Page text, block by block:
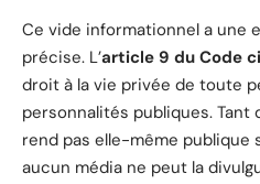
Ce vide informationnel a une
précise. L’article 9 du Code
droit à la vie privée de toute
personnalités publiques. Tant
rend pas elle-même publique
aucun média ne peut la